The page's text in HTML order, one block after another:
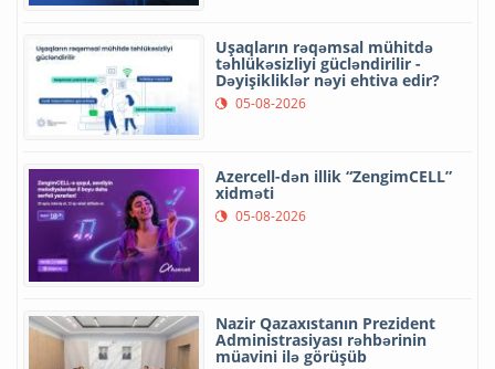
Uşaqların rəqəmsal mühitdə
təhlükəsizliyi gücləndirilir -
Dəyişikliklər nəyi ehtiva edir?
05-08-2026
Azercell-dən illik “ZengimCELL”
xidməti
05-08-2026
Nazir Qazaxıstanın Prezident
Administrasiyası rəhbərinin
müavini ilə görüşüb